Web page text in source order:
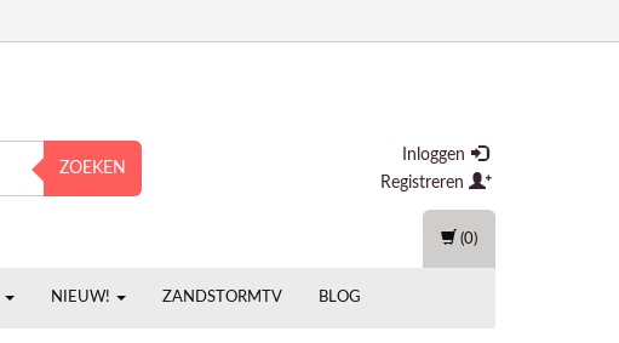
ZOEKEN
Inloggen
Registreren
NIEUW! ZANDSTORMTV BLOG
(0)